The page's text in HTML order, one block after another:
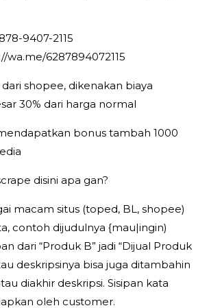
9407-2115
wa.me/6287894072115
shopee, dikenakan biaya
30% dari harga normal
bonus tambah 1000
disini apa gan?
macam situs (toped, BL, shopee)
contoh dijudulnya {mau|ingin)
dari “Produk B” jadi “Dijual Produk
deskripsinya bisa juga ditambahin
diakhir deskripsi. Sisipan kata
oleh customer.